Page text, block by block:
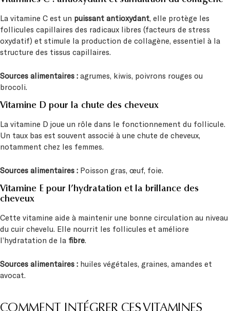
La vitamine C est un puissant antioxydant, elle protège les
follicules capillaires des radicaux libres (facteurs de stress
oxydatif) et stimule la production de collagène, essentiel à la
structure des tissus capillaires.
Sources alimentaires : agrumes, kiwis, poivrons rouges ou
brocoli.
Vitamine D pour la chute des cheveux
La vitamine D joue un rôle dans le fonctionnement du follicule.
Un taux bas est souvent associé à une chute de cheveux,
notamment chez les femmes.
Sources alimentaires : Poisson gras, œuf, foie.
Vitamine E pour l’hydratation et la brillance des
cheveux
Cette vitamine aide à maintenir une bonne circulation au niveau
du cuir chevelu. Elle nourrit les follicules et améliore
l’hydratation de la fibre.
Sources alimentaires : huiles végétales, graines, amandes et
avocat.
COMMENT INTÉGRER CES VITAMINES